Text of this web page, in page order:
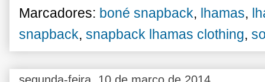
Marcadores: boné snapback, lhamas,
snapback, snapback lhamas clothing,